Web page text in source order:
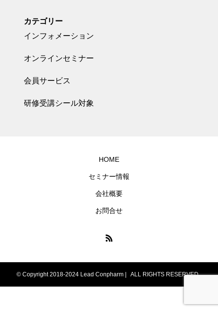
カテゴリー
インフォメーション
オンラインセミナー
会員サービス
研修受講シール対象
HOME
セミナー情報
会社概要
お問合せ
© Copyright 2018-2024 Lead Conpharm | ALL RIGHTS RESERVED